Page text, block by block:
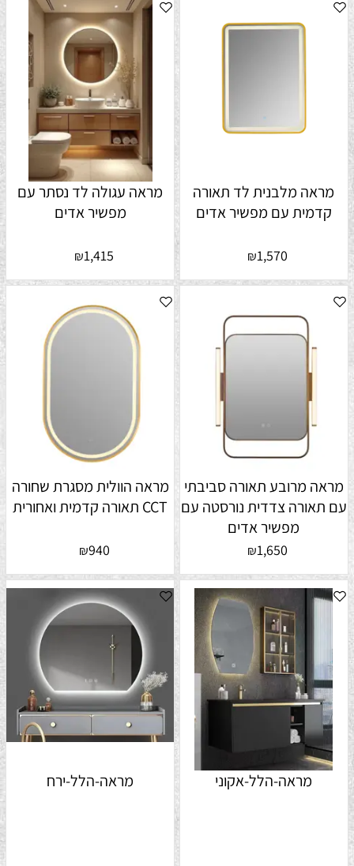
מראה מלבנית לד תאורה
קדמית עם מפשיר אדים
₪1,570
מראה עגולה לד נסתר עם
מפשיר אדים
₪1,415
מראה מרובע תאורה סביבתי
עם תאורה צדדית נורסטה עם
מפשיר אדים
₪1,650
מראה הוולית מסגרת שחורה
CCT תאורה קדמית ואחורית
₪940
מראה-הלל-אקוני מראה-הלל-ירח